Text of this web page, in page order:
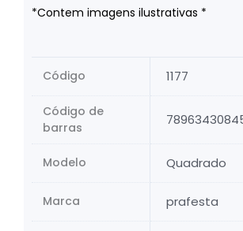
*Contem imagens ilustrativas *
Código 1177
Código de
barras
Modelo Quadrado
Marca prafesta